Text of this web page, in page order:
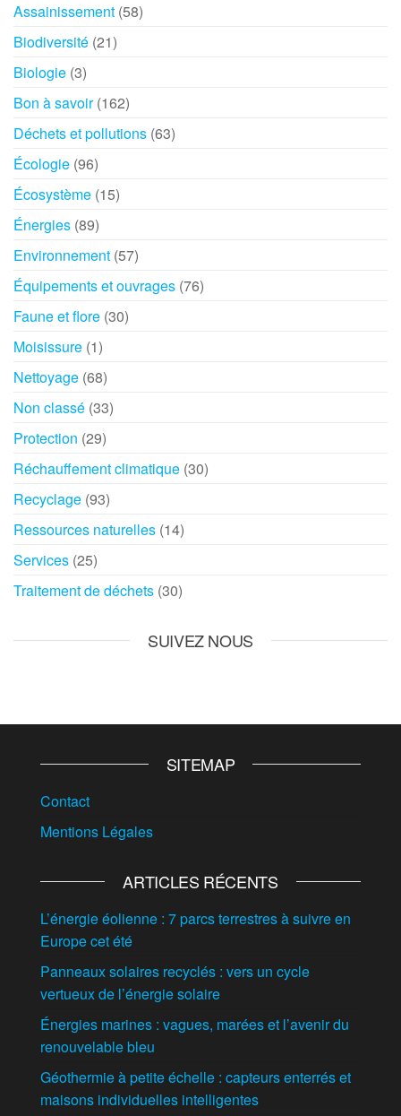
Assainissement (58)
Biodiversité (21)
Biologie (3)
Bon à savoir(162)
Déchets et pollutions (63)
Écologie (96)
Écosystème (15)
Énergies (89)
Environnement (57)
Équipements et ouvrages (76)
Faune et flore (30)
Moisissure (1)
Nettoyage (68)
Non classé (33)
Protection (29)
Réchauffement climatique (30)
Recyclage (93)
Ressources naturelles (14)
Services (25)
Traitement de déchets (30)
SUIVEZ NOUS
SITEMAP
Contact
Mentions Légales
ARTICLES RÉCENTS
L’énergie éolienne : 7 parcs terrestres à suivre en
Europe cet été
Panneaux solaires recyclés : vers un cycle
vertueux de l’énergie solaire
Énergies marines : vagues, marées et l’avenir du
renouvelable bleu
Géothermie à petite échelle : capteurs enterrés et
maisons individuelles intelligentes